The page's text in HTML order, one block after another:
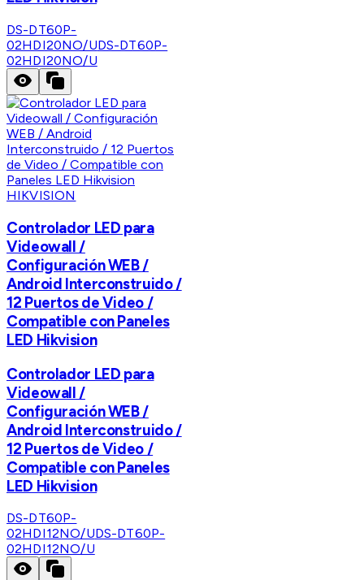
DS-DT60P-
02HDI20NO/UDS-DT60P-
02HDI20NO/U
HIKVISION
Controlador LED para
Videowall /
Configuración WEB /
Android Interconstruido /
12 Puertos de Video /
Compatible con Paneles
LED Hikvision
Controlador LED para
Videowall /
Configuración WEB /
Android Interconstruido /
12 Puertos de Video /
Compatible con Paneles
LED Hikvision
DS-DT60P-
02HDI12NO/UDS-DT60P-
02HDI12NO/U